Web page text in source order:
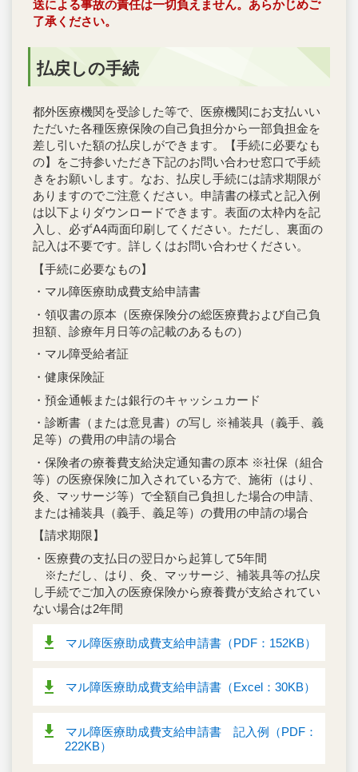
送による事故の責任は一切負えません。あらかじめご
了承ください。
払戻しの手続
都外医療機関を受診した等で、医療機関にお支払いい
ただいた各種医療保険の自己負担分から一部負担金を
差し引いた額の払戻しができます。【手続に必要なも
の】をご持参いただき下記のお問い合わせ窓口で手続
きをお願いします。なお、払戻し手続には請求期限が
ありますのでご注意ください。申請書の様式と記入例
は以下よりダウンロードできます。表面の太枠内を記
入し、必ずA4両面印刷してください。ただし、裏面の
記入は不要です。詳しくはお問い合わせください。
【手続に必要なもの】
・マル障医療助成費支給申請書
・領収書の原本（医療保険分の総医療費および自己負
担額、診療年月日等の記載のあるもの）
・マル障受給者証
・健康保険証
・預金通帳または銀行のキャッシュカード
・診断書（または意見書）の写し ※補装具（義手、義
足等）の費用の申請の場合
・保険者の療養費支給決定通知書の原本 ※社保（組合
等）の医療保険に加入されている方で、施術（はり、
灸、マッサージ等）で全額自己負担した場合の申請、
または補装具（義手、義足等）の費用の申請の場合
【請求期限】
・医療費の支払日の翌日から起算して5年間
※ただし、はり、灸、マッサージ、補装具等の払戻
し手続でご加入の医療保険から療養費が支給されてい
ない場合は2年間
マル障医療助成費支給申請書（PDF：152KB）
マル障医療助成費支給申請書（Excel：30KB）
マル障医療助成費支給申請書 記入例（PDF：
222KB）